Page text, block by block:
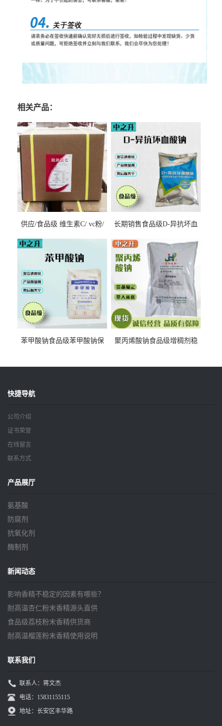
相关产品：
供应/食品级 维生素C/ vc粉/
长期销售食品级D-异抗坏血
苯甲酸钠食品级苯甲酸钠保
聚丙烯酸钠食品级增稠剂稳
快捷导航
公司介绍
证书荣誉
在线留言
联系方式
产品展厅
氨基酸
防腐剂
抗氧化剂
酶制剂
新闻动态
影响香精不稳定的因素有哪些？
耐高温杏仁粉末香精源头直供
食品级荔枝粉末香精供货商
耐高温榴莲粉末香精使用说明
联系我们
联系人：蒋文杰
电话：15831155115
地址：长安区丰华路